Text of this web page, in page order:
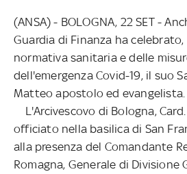
(ANSA) - BOLOGNA, 22 SET -
Guardia di Finanza ha
normativa sanitaria e delle
dell'emergenza Covid-19, il suo
Matteo apostolo ed evangelista.
L'Arcivescovo di Bologna,
officiato nella basilica di San
alla presenza del Comandante
Romagna, Generale di Divisione